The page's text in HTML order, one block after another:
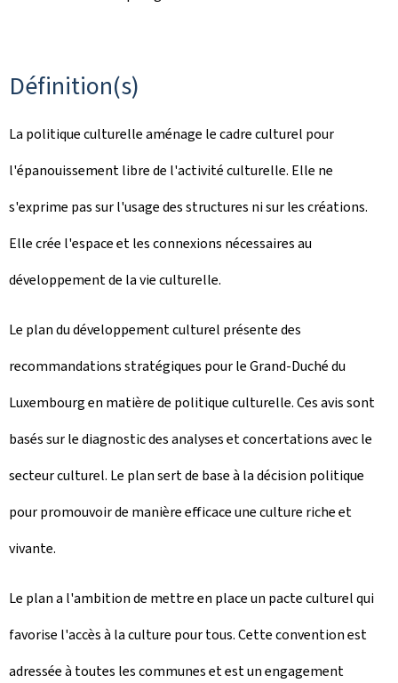
Définition(s)
La politique culturelle aménage le cadre culturel pour
l'épanouissement libre de l'activité culturelle. Elle ne
s'exprime pas sur l'usage des structures ni sur les créations.
Elle crée l'espace et les connexions nécessaires au
développement de la vie culturelle.
Le plan du développement culturel présente des
recommandations stratégiques pour le Grand-Duché du
Luxembourg en matière de politique culturelle. Ces avis sont
basés sur le diagnostic des analyses et concertations avec le
secteur culturel. Le plan sert de base à la décision politique
pour promouvoir de manière efficace une culture riche et
vivante.
Le plan a l'ambition de mettre en place un pacte culturel qui
favorise l'accès à la culture pour tous. Cette convention est
adressée à toutes les communes et est un engagement